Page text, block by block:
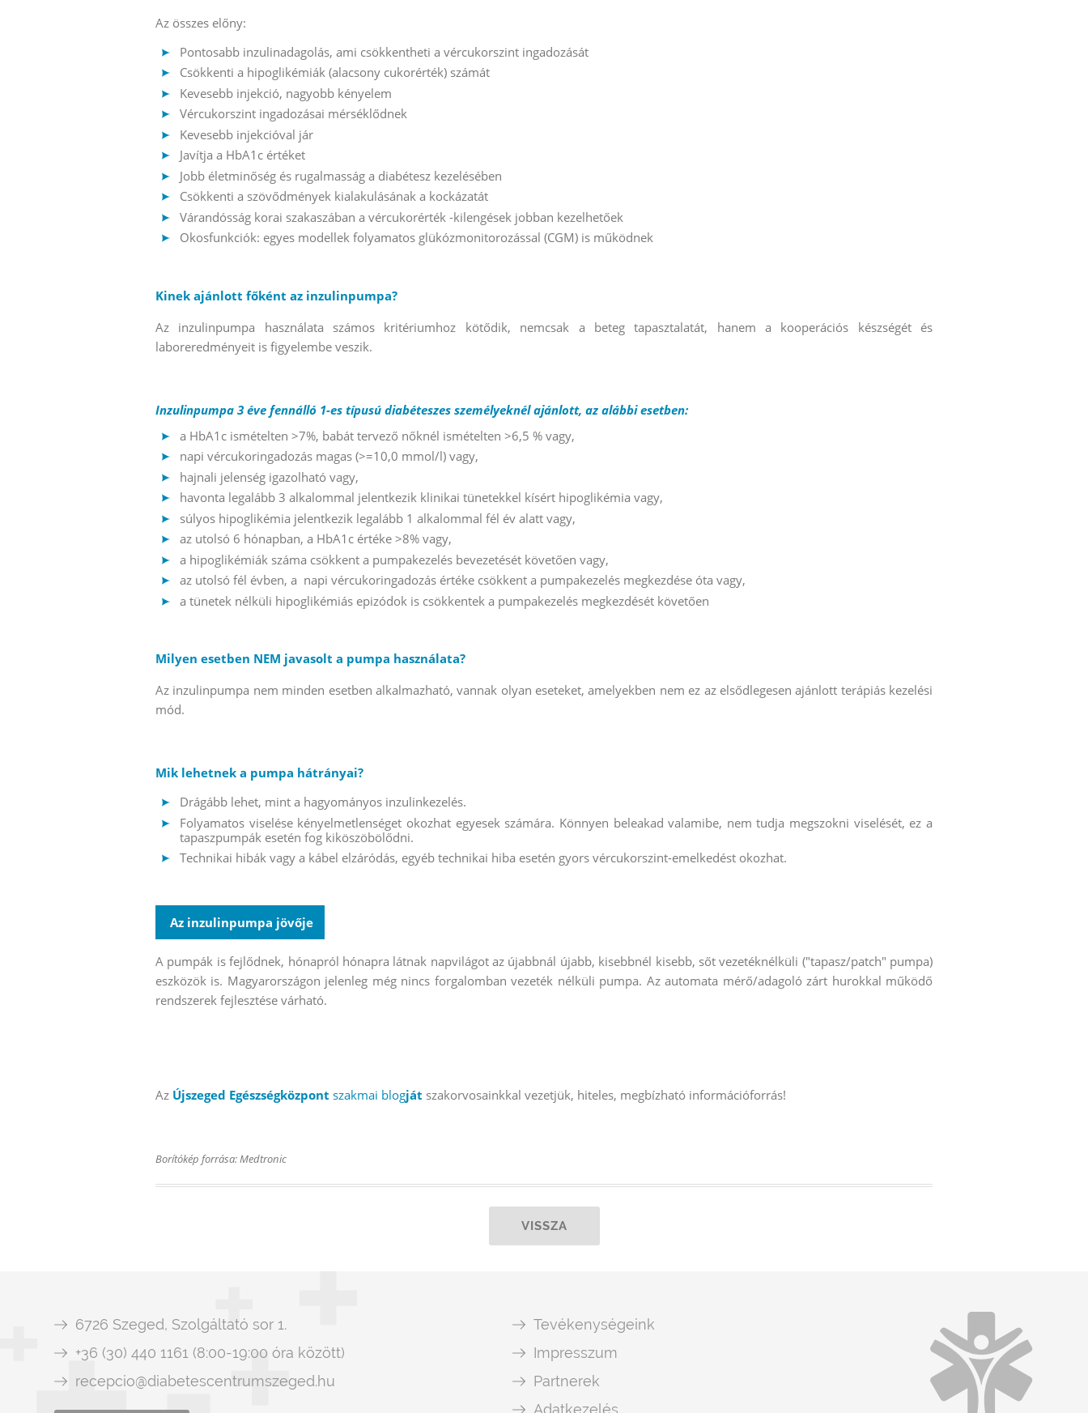
Az összes előny:
Pontosabb inzulinadagolás, ami csökkentheti a vércukorszint ingadozását
Csökkenti a hipoglikémiák (alacsony cukorérték) számát
Kevesebb injekció, nagyobb kényelem
Vércukorszint ingadozásai mérséklődnek
Kevesebb injekcióval jár
Javítja a HbA1c értéket
Jobb életminőség és rugalmasság a diabétesz kezelésében
Csökkenti a szövődmények kialakulásának a kockázatát
Várandósság korai szakaszában a vércukorérték -kilengések jobban kezelhetőek
Okosfunkciók: egyes modellek folyamatos glükózmonitorozással (CGM) is működnek
Kinek ajánlott főként az inzulinpumpa?
Az inzulinpumpa használata számos kritériumhoz kötődik, nemcsak a beteg tapasztalatát, hanem a kooperációs készségét és
laboreredményeit is figyelembe veszik.
Inzulinpumpa 3 éve fennálló 1-es típusú diabéteszes személyeknél ajánlott, az alábbi esetben:
a HbA1c ismételten >7%, babát tervező nőknél ismételten >6,5 % vagy,
napi vércukoringadozás magas (>=10,0 mmol/l) vagy,
hajnali jelenség igazolható vagy,
havonta legalább 3 alkalommal jelentkezik klinikai tünetekkel kísért hipoglikémia vagy,
súlyos hipoglikémia jelentkezik legalább 1 alkalommal fél év alatt vagy,
az utolsó 6 hónapban, a HbA1c értéke >8% vagy,
a hipoglikémiák száma csökkent a pumpakezelés bevezetését követően vagy,
az utolsó fél évben, a napi vércukoringadozás értéke csökkent a pumpakezelés megkezdése óta vagy,
a tünetek nélküli hipoglikémiás epizódok is csökkentek a pumpakezelés megkezdését követően
Milyen esetben NEM javasolt a pumpa használata?
Az inzulinpumpa nem minden esetben alkalmazható, vannak olyan eseteket, amelyekben nem ez az elsődlegesen ajánlott terápiás kezelési
mód.
Mik lehetnek a pumpa hátrányai?
Drágább lehet, mint a hagyományos inzulinkezelés.
Folyamatos viselése kényelmetlenséget okozhat egyesek számára. Könnyen beleakad valamibe, nem tudja megszokni viselését, ez a
tapaszpumpák esetén fog kiköszöbölődni.
Technikai hibák vagy a kábel elzáródás, egyéb technikai hiba esetén gyors vércukorszint-emelkedést okozhat.
Az inzulinpumpa jövője
A pumpák is fejlődnek, hónapról hónapra látnak napvilágot az újabbnál újabb, kisebbnél kisebb, sőt vezetéknélküli ("tapasz/patch" pumpa)
eszközök is. Magyarországon jelenleg még nincs forgalomban vezeték nélküli pumpa. Az automata mérő/adagoló zárt hurokkal működő
rendszerek fejlesztése várható.
Az Újszeged Egészségközpont szakmai blogját szakorvosainkkal vezetjük, hiteles, megbízható információforrás!
Borítókép forrása: Medtronic
VISSZA
6726 Szeged, Szolgáltató sor 1.
+36 (30) 440 1161 (8:00-19:00 óra között)
recepcio@diabetescentrumszeged.hu
Tevékenységeink
Impresszum
Partnerek
Adatkezelés